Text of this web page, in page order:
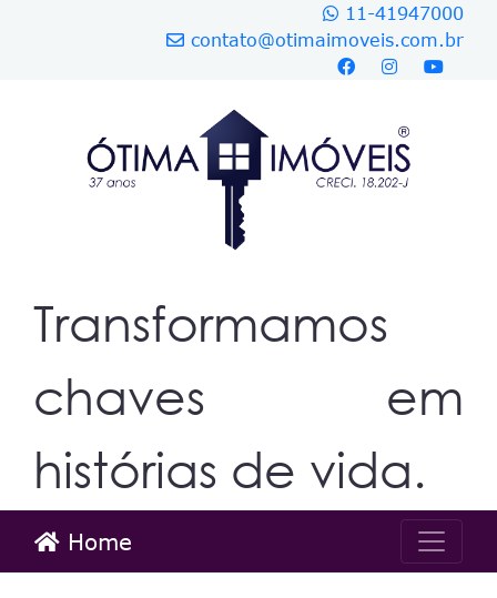
11-41947000
contato@otimaimoveis.com.br
Transformamos
chaves em
histórias de vida.
Home